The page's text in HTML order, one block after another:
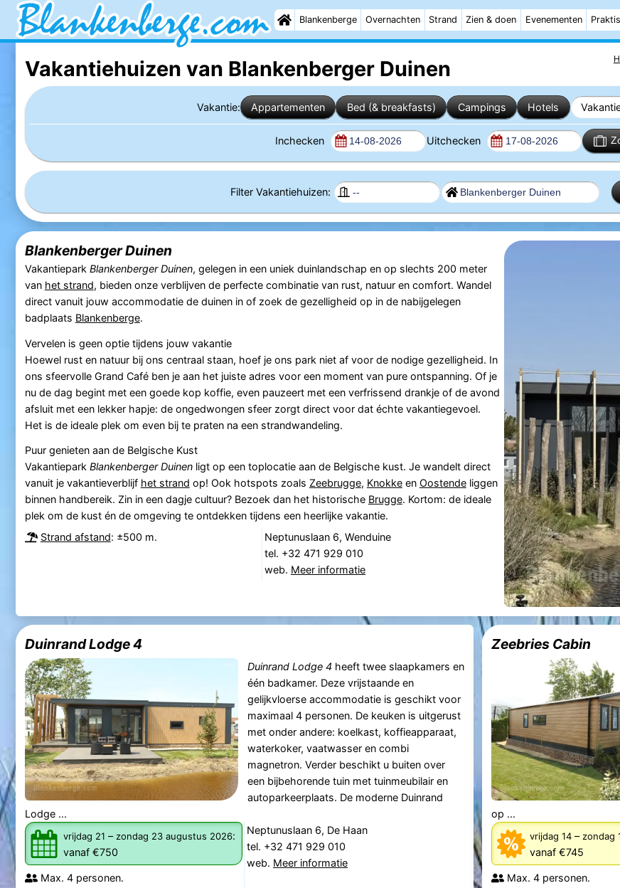
Blankenberge Overnachten Strand Zien & doen Evenementen
Vakantiehuizen van Blankenberger Duinen
Vakantie: Appartementen Bed (& breakfasts) Campings Hotels
Inchecken Uitchecken
Filter Vakantiehuizen:
Blankenberger Duinen
Vakantiepark Blankenberger Duinen, gelegen in een uniek duinlandschap en op slechts 200 meter
van het strand, bieden onze verblijven de perfecte combinatie van rust, natuur en comfort. Wandel
direct vanuit jouw accommodatie de duinen in of zoek de gezelligheid op in de nabijgelegen
badplaats Blankenberge.
Vervelen is geen optie tijdens jouw vakantie
Hoewel rust en natuur bij ons centraal staan, hoef je ons park niet af voor de nodige gezelligheid. In
ons sfeervolle Grand Café ben je aan het juiste adres voor een moment van pure ontspanning. Of je
nu de dag begint met een goede kop koffie, even pauzeert met een verfrissend drankje of de avond
afsluit met een lekker hapje: de ongedwongen sfeer zorgt direct voor dat échte vakantiegevoel.
Het is de ideale plek om even bij te praten na een strandwandeling.
Puur genieten aan de Belgische Kust
Vakantiepark Blankenberger Duinenligt op een toplocatie aan de Belgische kust. Je wandelt direct
vanuit je vakantieverblijf het strand op! Ook hotspots zoals Zeebrugge, Knokkeen Oostendeliggen
binnen handbereik. Zin in een dagje cultuur? Bezoek dan het historische Brugge. Kortom: de ideale
plek om de kust én de omgeving te ontdekken tijdens een heerlijke vakantie.
Strand afstand: ±500 m.
Neptunuslaan 6, Wenduine
tel. +32 471 929 010
web. Meer informatie
Duinrand Lodge 4
Duinrand Lodge 4heeft twee slaapkamers en
één badkamer. Deze vrijstaande en
gelijkvloerse accommodatie is geschikt voor
maximaal 4 personen. De keuken is uitgerust
met onder andere: koelkast, koffieapparaat,
waterkoker, vaatwasser en combi
magnetron. Verder beschikt u buiten over
een bijbehorende tuin met tuinmeubilair en
autoparkeerplaats. De moderne Duinrand
Lodge ...
vrijdag 21 – zondag 23 augustus 2026:
vanaf €750
Max. 4 personen.
Neptunuslaan 6, De Haan
tel. +32 471 929 010
web. Meer informatie
Zeebries Cabin
op ...
vrijdag 14– zondag
vanaf €745
Max. 4 personen.